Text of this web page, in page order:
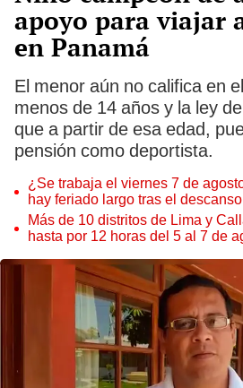
apoyo para viajar
en Panamá
El menor aún no califica en
menos de 14 años y la ley
que a partir de esa edad,
pensión como deportista.
¿Se trabaja el viernes 7 de
hay feriado largo tras el
Más de 10 distritos de Lima y
hasta por 12 horas del 5 al 7 de